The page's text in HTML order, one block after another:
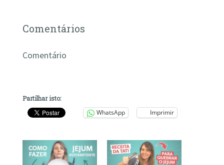
Comentários
Comentário
Partilhar isto:
WhatsApp Imprimir